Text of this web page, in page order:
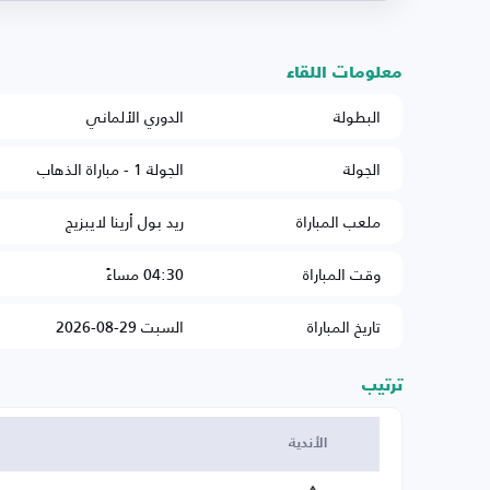
معلومات اللقاء
البطولة
الدوري الألماني
الجولة
الجولة 1 - مباراة الذهاب
ملعب المباراة
ريد بول أرينا لايبزيج
وقت المباراة
04:30 مساءً
تاريخ المباراة
السبت 29-08-2026
ترتيب
الأندية